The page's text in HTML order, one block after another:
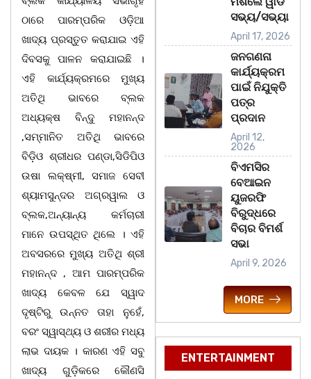
ଠାରେ ପାରମ୍ପରିକ ଓଡ଼ିଆ
ଖାଦ୍ୟ ପ୍ରସ୍ତୁତ କରାଯାଇ ଏହି
ଦିବସକୁ ପାଳନ କରାଯାଇଛି ।
ଏହି କାର୍ଯ୍ୟକ୍ରମରେ ମୁଖ୍ୟ
ଅତିଥି ଭାବରେ ବ୍ଲକ
ଅଧ୍ୟକ୍ଷ ବିନ୍ଦୁ ମହାନନ୍ଦ
,ସମ୍ମାନିତ ଅତିଥି ଭାବରେ
ବିଡ଼ିଓ ଶ୍ରୀଧର ପଣ୍ଡା,ସିଡିପିଓ
ଉଷା ଲକ୍ଷ୍ମୀ, ସମାଜ ସେବୀ
ଶ୍ୟାମସୁନ୍ଦର ଅଗ୍ରୱାଲ ଓ
ବ୍ଲକ,ଅନ୍ୟାନ୍ୟ କର୍ମଚାରୀ
ମାନେ ଉପସ୍ଥିତ ଥିଲେ । ଏହି
ଅବସରରେ ମୁଖ୍ୟ ଅତିଥି ଶ୍ରୀ
ମହାନନ୍ଦ , ଆମ ପାରମ୍ପରିକ
ଖାଦ୍ୟ କେବଳ ଯେ ସ୍ୱାଦ
ଦୃଷ୍ଟିରୁ ଉନ୍ନତ ତାହା ନୁହେଁ,
ବରଂ ସ୍ୱାସ୍ଥ୍ୟ ଓ ଶରୀର ମଧ୍ୟ
ଲାଭ ଦାୟକ । କାରଣ ଏହି ସବୁ
ଖାଦ୍ୟ ଗୁଡ଼ିକରେ କୌଣସି
ସଭ୍ୟ/ସଭ୍ୟା
April 17, 2026
ଜନଗଣନା
କାର୍ଯ୍ୟକ୍ରମ
ପାଇଁ ନିଯୁକ୍ତି
ପତ୍ର
ପ୍ରଦାନ
April 12,
2026
ବିଏମସିର
ବେଆଇନ
ୟୁଜରଫି
ବିରୁଦ୍ଧରେ
ବିଚାର ବିମର୍ଶ
ସଭା
April 9, 2026
MORE
ENTERTAINMENT